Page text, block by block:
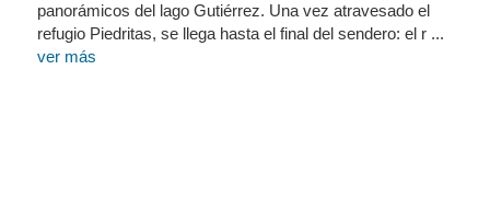
panorámicos del lago Gutiérrez. Una vez atravesado el
refugio Piedritas, se llega hasta el final del sendero: el r ...
ver más